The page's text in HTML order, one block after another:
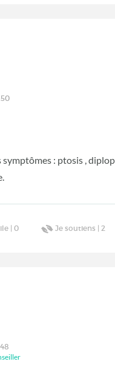
symptômes : ptosis ,
|0 Je soutiens |2